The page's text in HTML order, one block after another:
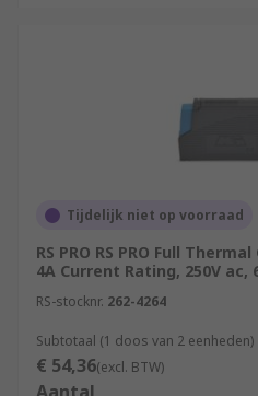
Tijdelijk niet op voorraad
RS PRO RS PRO Full
4A Current Rating, 250V ac,
RS-stocknr. 262-4264
Subtotaal (1 doos van 2 eenheden)
€ 54,36(excl. BTW)